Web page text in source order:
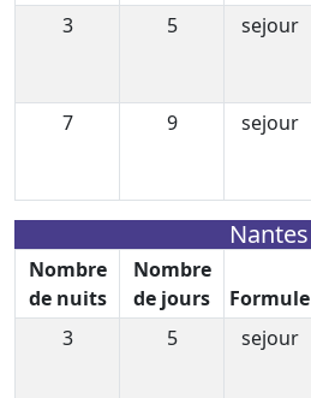
3
5 sejour
7
9 sejour
Nantes
Nombre
de nuits
Nombre
de jours
Formule
3
5 sejour